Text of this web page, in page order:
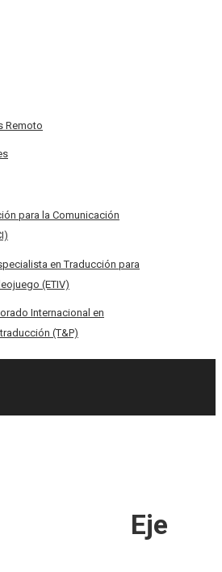
Remoto
para la Comunicación
en Traducción para
(ETIV)
Internacional en
(T&P)
Eje